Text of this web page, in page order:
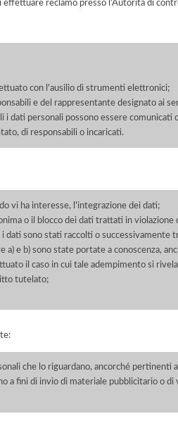
reclamo presso l’Autorità di
con l'ausilio di strumenti elettronici;
e del rappresentante designato ai
dati personali possono essere comunicati
di responsabili o incaricati.
vi ha interesse, l'integrazione dei dati;
o il blocco dei dati trattati in
dati sono stati raccolti o successivamente
a) e b) sono state portate a conoscenza,
il caso in cui tale adempimento si
tutelato;
che lo riguardano, ancorché pertinenti
a fini di invio di materiale pubblicitario o